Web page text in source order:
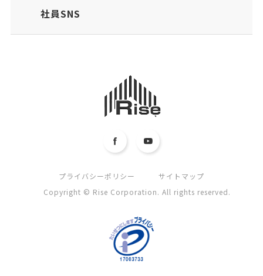
社員SNS
プライバシーポリシー
サイトマップ
Copyright © Rise Corporation. All rights reserved.